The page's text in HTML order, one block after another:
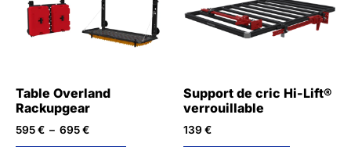
Table Overland
Rackupgear
595€ – 695€
Support de cric Hi-Lift®
verrouillable
139 €